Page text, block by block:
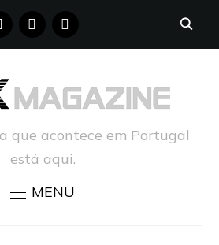
PINTERESTTUMBLR
que acontece em Portugal
está aqui.
MENU